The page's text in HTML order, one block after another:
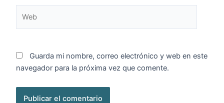
Guarda mi nombre, correo electrónico y web en este
navegador para la próxima vez que comente.